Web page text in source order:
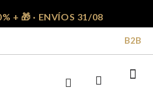
+ 🎁 · ENVÍOS 31/08
B2B